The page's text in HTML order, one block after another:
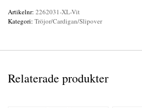
Artikelnr: 2262031-XL-Vit
Kategori: Tröjor/Cardigan/Slipover
Relaterade produkter